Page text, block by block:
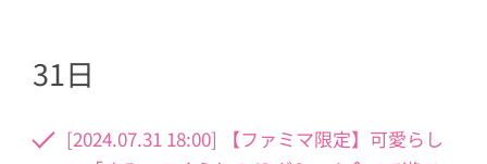
31日
[2024.07.31 18:00] 【ファミマ限定】可愛らし